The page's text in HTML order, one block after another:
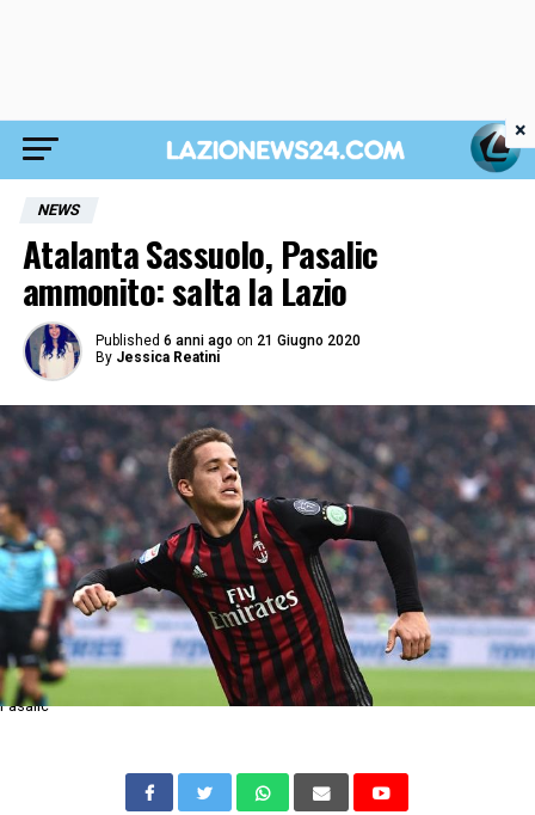
NEWS
Atalanta Sassuolo, Pasalic
ammonito: salta la Lazio
Published 6 anni ago on 21 Giugno 2020
By Jessica Reatini
Pasalic
×